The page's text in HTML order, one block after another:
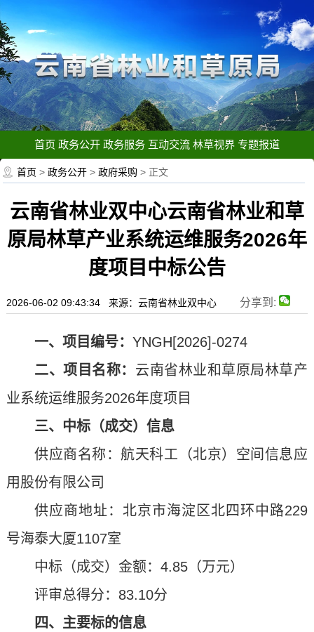
首页 政务公开 政务服务 互动交流 林草视界 专题报道
首页 >政务公开 >政府采购 > 正文
云南省林业双中心云南省林业和草
原局林草产业系统运维服务2026年
度项目中标公告
2026-06-02 09:43:34 来源：云南省林业双中心 分享到:
一、项目编号：YNGH[2026]-0274
二、项目名称： 云南省林业和草原局林草产
业系统运维服务2026年度项目
三、中标（成交）信息
供应商名称：航天科工（北京）空间信息应
用股份有限公司
供应商地址：北京市海淀区北四环中路229
号海泰大厦1107室
中标（成交）金额：4.85（万元）
评审总得分：83.10分
四、主要标的信息